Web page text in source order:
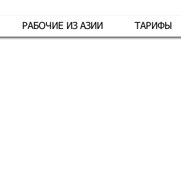
РАБОЧИЕ ИЗ АЗИИ ТАРИФЫ